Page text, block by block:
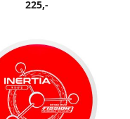
225,-